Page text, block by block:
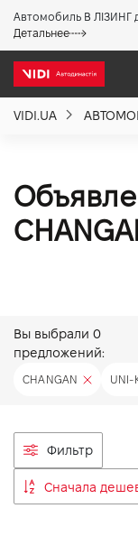
Автомобиль В ЛІЗИНГ
Детальнее
VIDI.UA
Вы выбрали 0
предложений:
CHANGAN UNI-
Фильтр
Сначала
Акции %
Новости